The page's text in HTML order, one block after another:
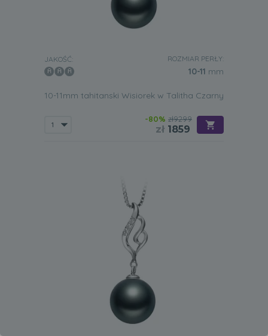
JAKOŚĆ: ROZMIAR PERŁY:
10-11 mm
10-11mm tahitanski Wisiorek w Talitha Czarny
-80% zł9299
zł 1859